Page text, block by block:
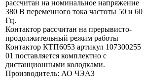
рассчитан на номинальное напряжение
380 В переменного тока частоты 50 и 60
Гц.
Контактор рассчитан на прерывисто-
продолжительный режим работы
Контактор КТП6053 артикул 107300255
01 поставляется комплектно с
дистанционными колодками.
Производитель: АО ЧЭАЗ